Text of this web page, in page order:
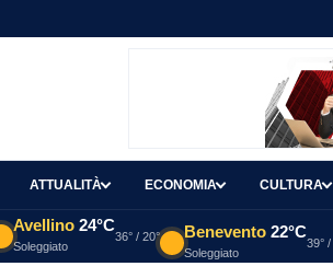
ATTUALITÀ ECONOMIA CULTURA
Avellino 24°C
Soleggiato
36° / 20° Benevento 22°C
Soleggiato
39° /